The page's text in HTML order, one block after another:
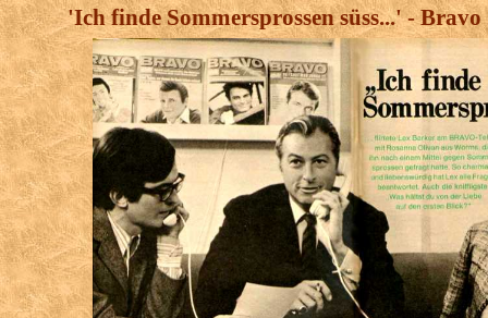
'Ich finde Sommersprossen süss...' - Bravo